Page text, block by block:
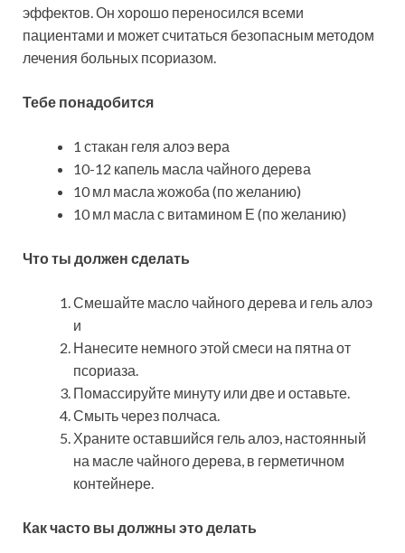
эффектов. Он хорошо переносился всеми
пациентами и может считаться безопасным методом
лечения больных псориазом.
Тебе понадобится
1 стакан геля алоэ вера
10-12 капель масла чайного дерева
10 мл масла жожоба (по желанию)
10 мл масла с витамином Е (по желанию)
Что ты должен сделать
Смешайте масло чайного дерева и гель алоэ
и
Нанесите немного этой смеси на пятна от
псориаза.
Помассируйте минуту или две и оставьте.
Смыть через полчаса.
Храните оставшийся гель алоэ, настоянный
на масле чайного дерева, в герметичном
контейнере.
Как часто вы должны это делать